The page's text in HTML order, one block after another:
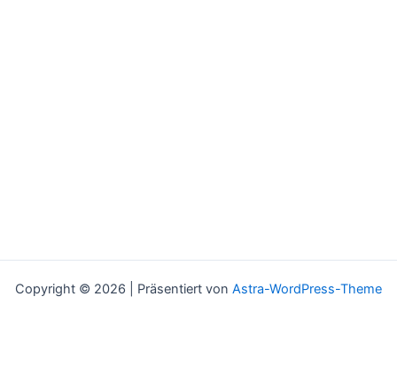
Copyright © 2026 | Präsentiert von Astra-WordPress-Theme